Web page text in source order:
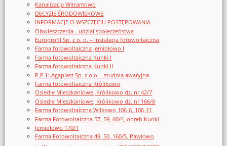
Kanalizacja Witramowo
DECYZJE ŚRODOWISKOWE
INFORMACJE O WSZCZĘCIU POSTĘPOWANIA
Obwieszczenia - udział społeczeństwa
Europrofil Sp. z o. o. – instalacja fotowoltaiczna
Farma fotowoltaiczna Jemiołowo I
Farma fotowoltaiczna Kunki I
Farma fotowoltaiczna Kunki II
P.P-H.Agaplast Sp. z o.o. - studnia awaryjna
Farma fotowoltaiczna Królikowo
Osiedle Mieszkaniowe, Królikowo dz. nr 42/7
Osiedle Mieszkaniowe, Królikowo dz. nr 166/8
Farma fotowoltaiczna Wilkowo 106-6, 106-11
Farma Fotowoltaiczna 57, 59, 60/4, obręb Kunki
Jemiołowo 170/1
Farma Fotowoltaiczna 49, 50, 160/5, Pawłowo